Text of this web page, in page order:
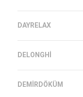
DAYRELAX
DELONGHI
DEMIRDÖKÜM